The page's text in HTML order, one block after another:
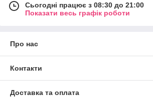
Сьогодні працює з 08:30 до 21:00
Показати весь графік роботи
Про нас
Контакти
Доставка та оплата